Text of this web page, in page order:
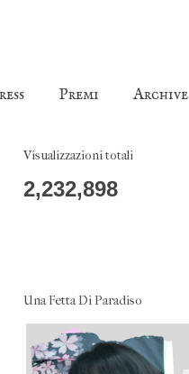
Premi Archive
Visualizzazioni totali
2,232,898
Una Fetta Di Paradiso